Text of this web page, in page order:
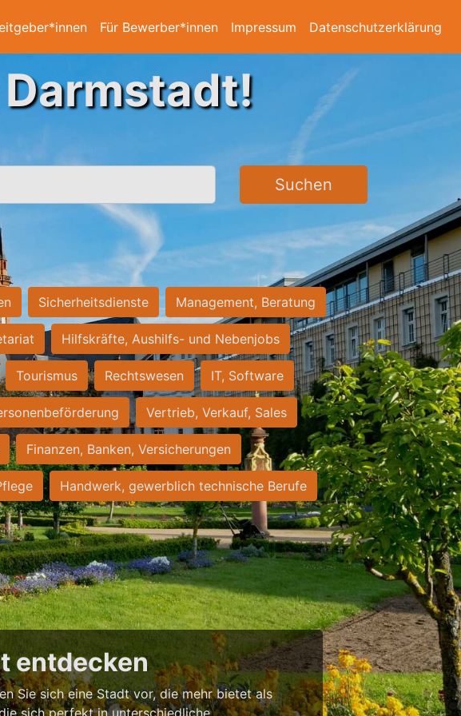
Für Bewerber*innen Impressum Datenschutzerklärung
Suchen
Sicherheitsdienste Management, Beratung
Hilfskräfte, Aushilfs- und Nebenjobs
Tourismus Rechtswesen IT, Software
Vertrieb, Verkauf, Sales
Finanzen, Banken, Versicherungen
Handwerk, gewerblich technische Berufe
entdecken
Sie sich eine Stadt vor, die mehr bietet als